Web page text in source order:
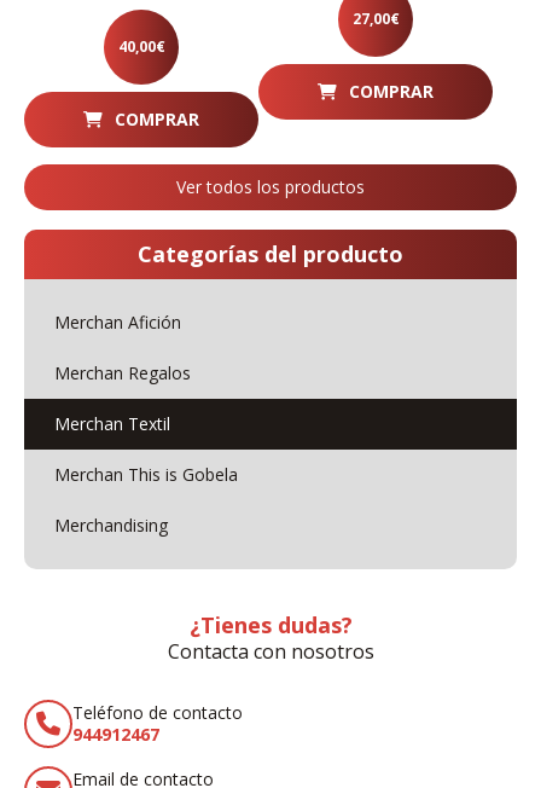
Ver todos los productos
Categorías del producto
Merchan Afición
Merchan Regalos
Merchan Textil
Merchan This is Gobela
Merchandising
¿Tienes dudas?
Contacta con nosotros
Teléfono de contacto
944912467
Email de contacto
40,00€
COMPRAR
27,00€
COMPRAR